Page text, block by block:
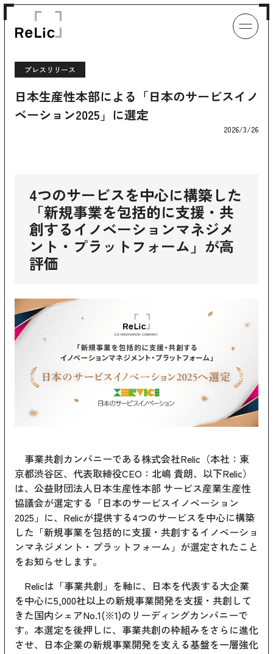
プレスリリース
日本生産性本部による「日本のサービスイノ
ベーション2025」に選定
2026/3/26
4つのサービスを中心に構築した
「新規事業を包括的に支援・共
創するイノベーションマネジメ
ント・プラットフォーム」が高
評価
事業共創カンパニーである株式会社Relic（本社：東
京都渋谷区、代表取締役CEO：北嶋 貴朗、以下Relic）
は、公益財団法人日本生産性本部 サービス産業生産性
協議会が選定する「日本のサービスイノベーション
2025」に、Relicが提供する4つのサービスを中心に構築
した「新規事業を包括的に支援・共創するイノベーショ
ンマネジメント・プラットフォーム」が選定されたこと
をお知らせします。
Relicは「事業共創」を軸に、日本を代表する大企業
を中心に5,000社以上の新規事業開発を支援・共創して
きた国内シェアNo.1(※1)のリーディングカンパニーで
す。本選定を後押しに、事業共創の枠組みをさらに進化
させ、日本企業の新規事業開発を支える基盤を一層強化